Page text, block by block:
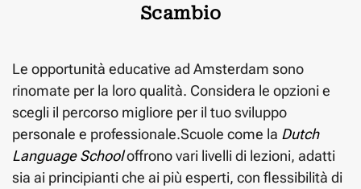
Scambio
Le opportunità educative ad Amsterdam sono
rinomate per la loro qualità. Considera le opzioni e
scegli il percorso migliore per il tuo sviluppo
personale e professionale.Scuole come la Dutch
Language Schooloffrono vari livelli di lezioni, adatti
sia ai principianti che ai più esperti, con flessibilità di